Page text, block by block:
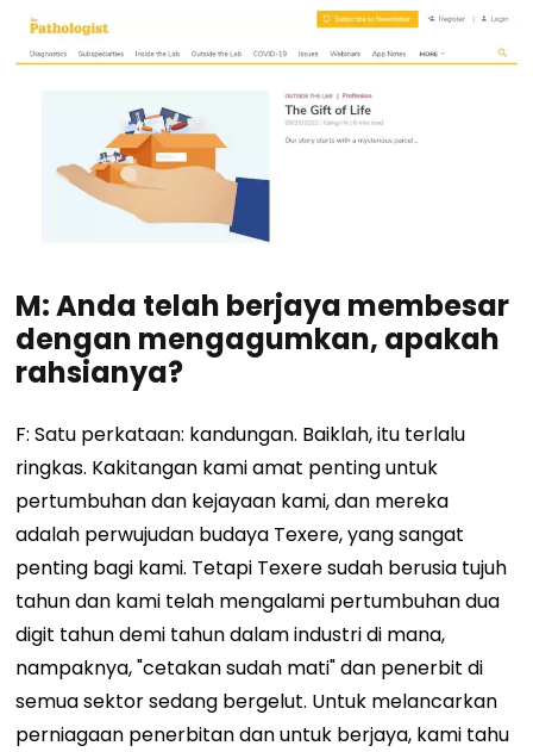
M: Anda telah berjaya membesar
dengan mengagumkan, apakah
rahsianya?
F: Satu perkataan: kandungan. Baiklah, itu terlalu
ringkas. Kakitangan kami amat penting untuk
pertumbuhan dan kejayaan kami, dan mereka
adalah perwujudan budaya Texere, yang sangat
penting bagi kami. Tetapi Texere sudah berusia tujuh
tahun dan kami telah mengalami pertumbuhan dua
digit tahun demi tahun dalam industri di mana,
nampaknya, "cetakan sudah mati" dan penerbit di
semua sektor sedang bergelut. Untuk melancarkan
perniagaan penerbitan dan untuk berjaya, kami tahu